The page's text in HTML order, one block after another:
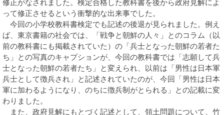
修正がなされました。検定合格した教科書を後から政府見解によ
って修正させるという衝撃的な出来事でした。
今回の小学校教科書検定でも記述の後退が見られました。例え
ば、東京書籍の社会では、「戦争と朝鮮の人々」とのコラム（以
前の教科書にも掲載されていた）の「兵士となった朝鮮の若者た
ち」との写真のキャプションが、今回の教科書では「志願して兵
士となった朝鮮の若者たち」と変えられ、以前は「男性は日本軍
兵士として徴兵され」と記述されていたのが、今回「男性は日本
軍に加わるようになり、のちに徴兵制がとられる」との記載に変
わりました。
また、政府見解にもとづく記述として、領土問題について、竹